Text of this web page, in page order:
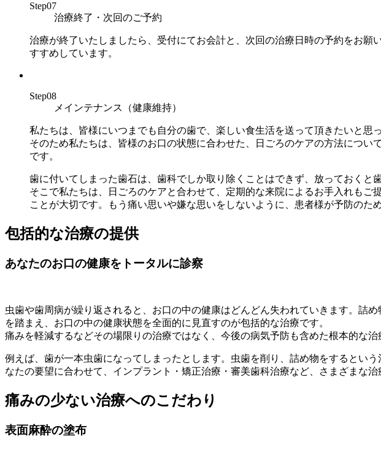
Step07
治療終了・次回のご予約
治療が終了いたしましたら、受付にてお会計と、次回の治療日時の予約をお
すすめしています。
Step08
メインテナンス（健康維持）
私たちは、皆様にいつまでも自分の歯で、楽しい食生活を送って頂きたいと思っ
そのため私たちは、皆様のお口の状態に合わせた、日ごろのケアの方法につ
です。
歯に付いてしまった歯石は、歯科でしか取り除くことはできず、放っておくと
そこで私たちは、日ごろのケアと合わせて、定期的な来院によるお手入れも
ことが大切です。もう痛い思いや嫌な思いをしないように、患者様が予防のた
包括的な治療の提供
あなたのお口の健康をトータルに診察
虫歯や歯周病が繰り返されると、お口の中の健康はどんどん失われていきます。詰
を踏まえ、お口の中の健康状態を全面的に見直すのが包括的な治療です。
痛みを軽減するなどその場限りの治療ではなく、今後の病気予防も含めた根本的な治
例えば、歯が一本虫歯になってしまったとします。虫歯を削り、詰め物をするとい
なたの要望に合わせて、インプラント・矯正治療・審美歯科治療など、さまざまな
痛みの少ない治療へのこだわり
表面麻酔の塗布